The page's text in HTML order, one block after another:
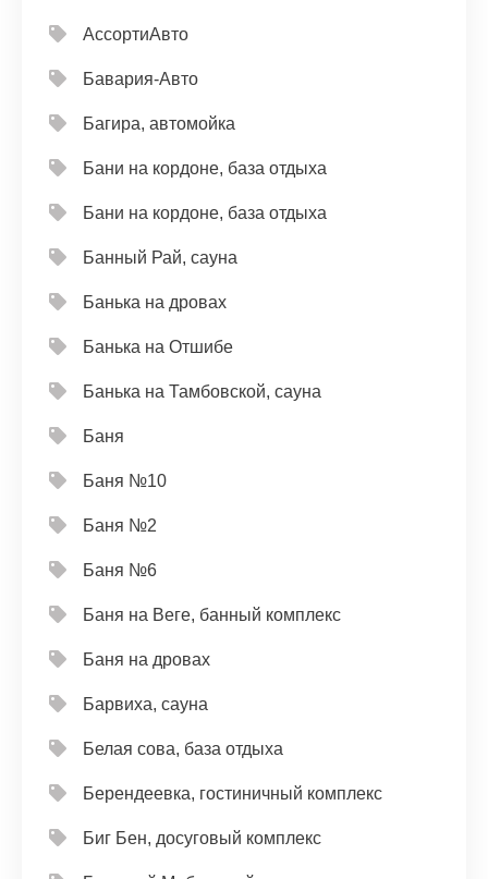
АссортиАвто
Бавария-Авто
Багира, автомойка
Бани на кордоне, база отдыха
Бани на кордоне, база отдыха
Банный Рай, сауна
Банька на дровах
Банька на Отшибе
Банька на Тамбовской, сауна
Баня
Баня №10
Баня №2
Баня №6
Баня на Веге, банный комплекс
Баня на дровах
Барвиха, сауна
Белая сова, база отдыха
Берендеевка, гостиничный комплекс
Биг Бен, досуговый комплекс